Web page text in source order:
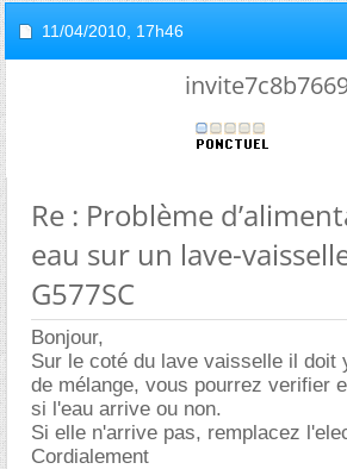
11/04/2010, 17h46
Re : Problème
eau sur un lave-
G577SC
Bonjour,
Sur le coté du lave vaisselle il doit
de mélange, vous pourrez verifier
si l'eau arrive ou non.
Si elle n'arrive pas, remplacez
Cordialement